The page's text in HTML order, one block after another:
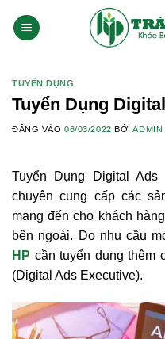
qua
TUYỂN DỤNG
Tuyển Dụng
ĐĂNG VÀO06/03/2022 BỞIADMIN
Tuyển Dụng Digital Ads
chuyên cung cấp các
mang đến cho khách
bên ngoài. Do nhu cầu
HP cần tuyển dụng thêm
(Digital Ads Executive).